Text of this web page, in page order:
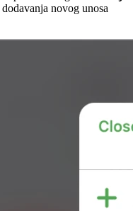
novog unosa